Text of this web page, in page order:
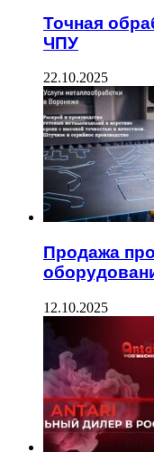
Точная
ЧПУ
22.10.2025
Продажа
12.10.2025